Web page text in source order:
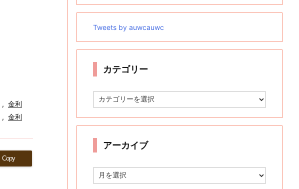
, 金利
, 金利
Copy
Tweets by auwcauwc
カテゴリー
テ
リ
アーカイブ
ー